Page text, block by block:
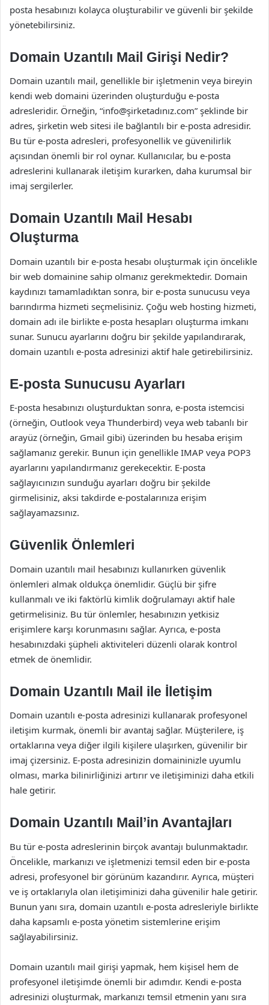
posta hesabınızı kolayca oluşturabilir ve güvenli bir şekilde
yönetebilirsiniz.
Domain Uzantılı Mail Girişi Nedir?
Domain uzantılı mail, genellikle bir işletmenin veya bireyin
kendi web domaini üzerinden oluşturduğu e-posta
adresleridir. Örneğin, “info@şirketadınız.com” şeklinde bir
adres, şirketin web sitesi ile bağlantılı bir e-posta adresidir.
Bu tür e-posta adresleri, profesyonellik ve güvenilirlik
açısından önemli bir rol oynar. Kullanıcılar, bu e-posta
adreslerini kullanarak iletişim kurarken, daha kurumsal bir
imaj sergilerler.
Domain Uzantılı Mail Hesabı
Oluşturma
Domain uzantılı bir e-posta hesabı oluşturmak için öncelikle
bir web domainine sahip olmanız gerekmektedir. Domain
kaydınızı tamamladıktan sonra, bir e-posta sunucusu veya
barındırma hizmeti seçmelisiniz. Çoğu web hosting hizmeti,
domain adı ile birlikte e-posta hesapları oluşturma imkanı
sunar. Sunucu ayarlarını doğru bir şekilde yapılandırarak,
domain uzantılı e-posta adresinizi aktif hale getirebilirsiniz.
E-posta Sunucusu Ayarları
E-posta hesabınızı oluşturduktan sonra, e-posta istemcisi
(örneğin, Outlook veya Thunderbird) veya web tabanlı bir
arayüz (örneğin, Gmail gibi) üzerinden bu hesaba erişim
sağlamanız gerekir. Bunun için genellikle IMAP veya POP3
ayarlarını yapılandırmanız gerekecektir. E-posta
sağlayıcınızın sunduğu ayarları doğru bir şekilde
girmelisiniz, aksi takdirde e-postalarınıza erişim
sağlayamazsınız.
Güvenlik Önlemleri
Domain uzantılı mail hesabınızı kullanırken güvenlik
önlemleri almak oldukça önemlidir. Güçlü bir şifre
kullanmalı ve iki faktörlü kimlik doğrulamayı aktif hale
getirmelisiniz. Bu tür önlemler, hesabınızın yetkisiz
erişimlere karşı korunmasını sağlar. Ayrıca, e-posta
hesabınızdaki şüpheli aktiviteleri düzenli olarak kontrol
etmek de önemlidir.
Domain Uzantılı Mail ile İletişim
Domain uzantılı e-posta adresinizi kullanarak profesyonel
iletişim kurmak, önemli bir avantaj sağlar. Müşterilere, iş
ortaklarına veya diğer ilgili kişilere ulaşırken, güvenilir bir
imaj çizersiniz. E-posta adresinizin domaininizle uyumlu
olması, marka bilinirliğinizi artırır ve iletişiminizi daha etkili
hale getirir.
Domain Uzantılı Mail’in Avantajları
Bu tür e-posta adreslerinin birçok avantajı bulunmaktadır.
Öncelikle, markanızı ve işletmenizi temsil eden bir e-posta
adresi, profesyonel bir görünüm kazandırır. Ayrıca, müşteri
ve iş ortaklarıyla olan iletişiminizi daha güvenilir hale getirir.
Bunun yanı sıra, domain uzantılı e-posta adresleriyle birlikte
daha kapsamlı e-posta yönetim sistemlerine erişim
sağlayabilirsiniz.
Domain uzantılı mail girişi yapmak, hem kişisel hem de
profesyonel iletişimde önemli bir adımdır. Kendi e-posta
adresinizi oluşturmak, markanızı temsil etmenin yanı sıra